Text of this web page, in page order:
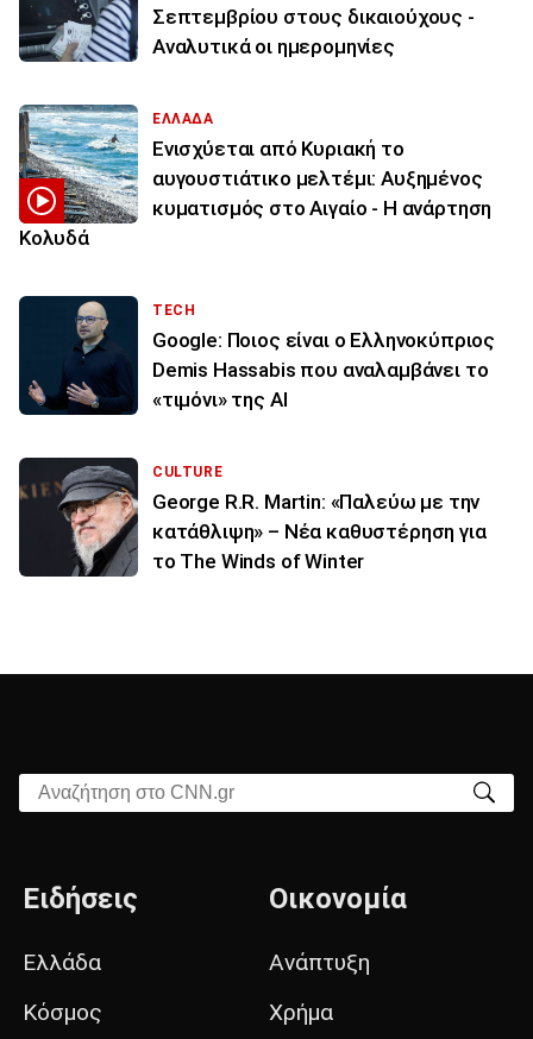
Σεπτεμβρίου στους δικαιούχους -
Αναλυτικά οι ημερομηνίες
ΕΛΛΑΔΑ
Ενισχύεται από Κυριακή το
αυγουστιάτικο μελτέμι: Αυξημένος
κυματισμός στο Αιγαίο - Η ανάρτηση
Κολυδά
TECH
Google: Ποιος είναι ο Ελληνοκύπριος
Demis Hassabis που αναλαμβάνει το
«τιμόνι» της ΑΙ
CULTURE
George R.R. Martin: «Παλεύω με την
κατάθλιψη» – Νέα καθυστέρηση για
το The Winds of Winter
Αναζήτηση στο CNN.gr
Ειδήσεις
Ελλάδα
Κόσμος
Οικονομία
Ανάπτυξη
Χρήμα